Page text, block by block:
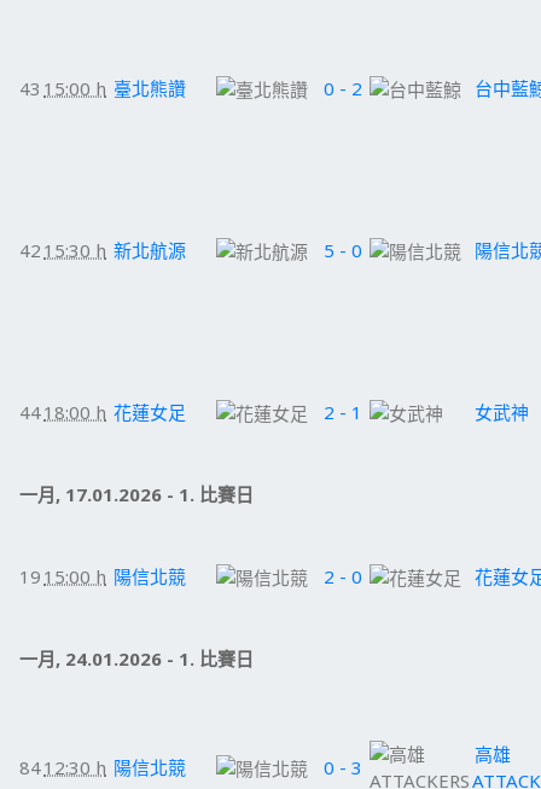
43 15:00 h 臺北熊讚 0 - 2 台中藍
42 15:30 h 新北航源 5 - 0 陽信北
4418:00 h 花蓮女足 2 - 1 女武神
一月, 17.01.2026 - 1. 比賽日
19 15:00 h 陽信北競 2 - 0 花蓮女
一月, 24.01.2026 - 1. 比賽日
8412:30 h 陽信北競 0 - 3
高雄